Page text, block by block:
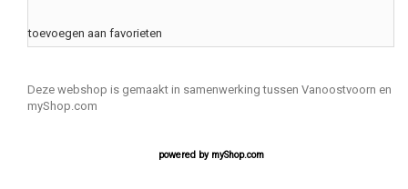
toevoegen aan favorieten
Deze webshop is gemaakt in samenwerking tussen Vanoostvoorn en
myShop.com
powered by myShop.com